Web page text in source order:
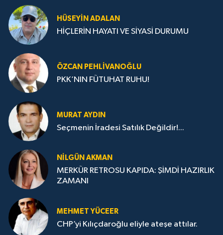
HÜSEYIN ADALAN
HİÇLERİN HAYATI VE SİYASİ DURUMU
ÖZCAN PEHLIVANOĞLU
PKK’NIN FÜTUHAT RUHU!
MURAT AYDIN
Seçmenin İradesi Satılık Değildir!...
NILGÜN AKMAN
MERKÜR RETROSU KAPIDA: ŞİMDİ HAZIRLIK
ZAMANI
MEHMET YÜCEER
CHP’yi Kılıçdaroğlu eliyle ateşe attılar.